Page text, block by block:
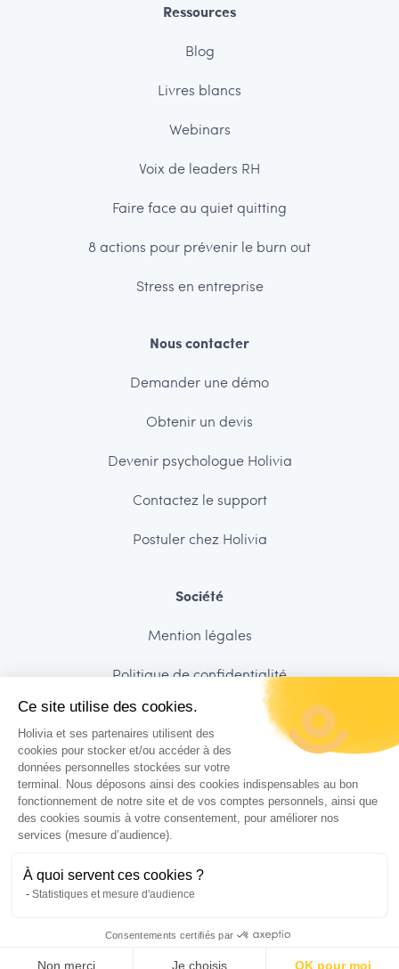
Ressources
Blog
Livres blancs
Webinars
Voix de leaders RH
Faire face au quiet quitting
8 actions pour prévenir le burn out
Stress en entreprise
Nous contacter
Demander une démo
Obtenir un devis
Devenir psychologue Holivia
Contactez le support
Postuler chez Holivia
Société
Mention légales
Politique de confidentialité
Sécurité des données
Charte de déontologie
CGUV
Suivez-nous !
Ce site utilise des cookies.
Holivia et ses partenaires utilisent des
cookies pour stocker et/ou accéder à des
données personnelles stockées sur votre
terminal. Nous déposons ainsi des cookies indispensables au bon
fonctionnement de notre site et de vos comptes personnels, ainsi que
des cookies soumis à votre consentement, pour améliorer nos
services (mesure d’audience).
À quoi servent ces cookies ?
Statistiques et mesure d'audience
Consentements certifiés par
Non merci Je choisis OK pour moi